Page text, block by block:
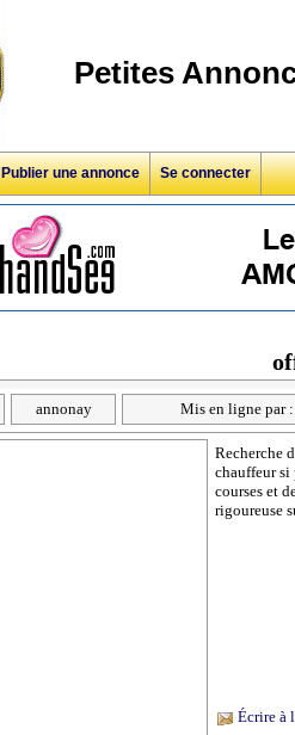
Petites
Publier une annonce Se connecter
annonay Mis en ligne par
Recherche
chauffeur si
courses et
rigoureuse
Écrire à